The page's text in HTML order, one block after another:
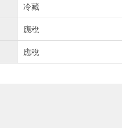
冷藏
應稅
應稅